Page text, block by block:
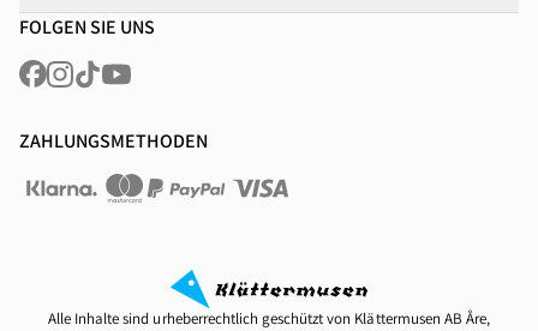
FOLGEN SIE UNS
ZAHLUNGSMETHODEN
Alle Inhalte sind urheberrechtlich geschützt von Klättermusen AB Åre,